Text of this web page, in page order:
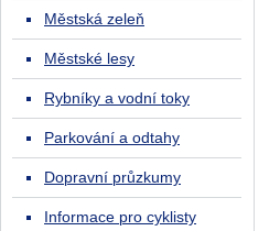
Městská zeleň
Městské lesy
Rybníky a vodní toky
Parkování a odtahy
Dopravní průzkumy
Informace pro cyklisty